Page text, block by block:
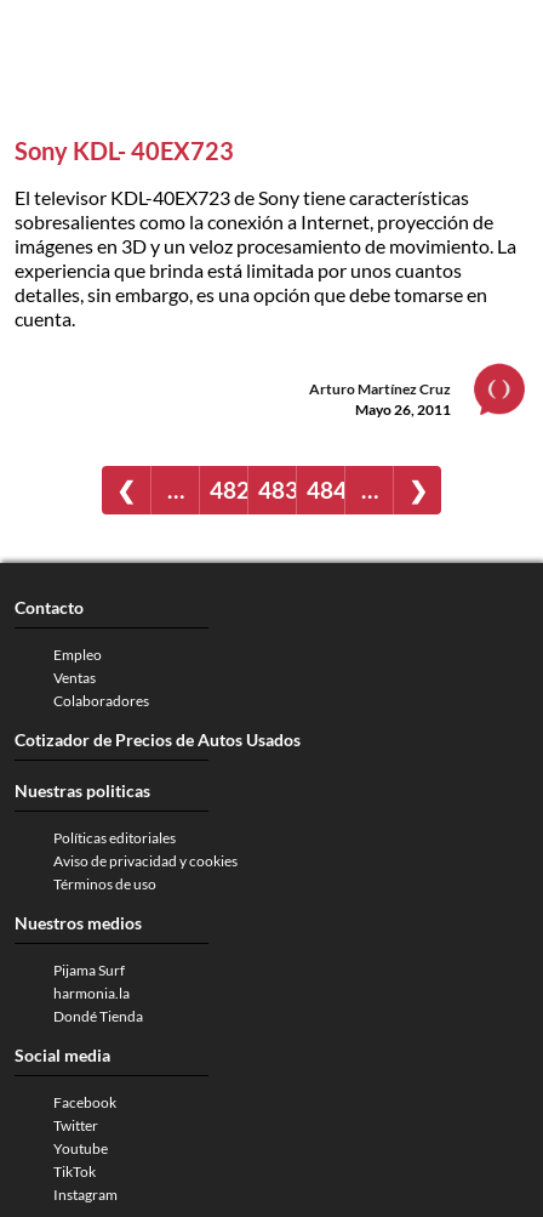
Sony KDL- 40EX723
El televisor KDL-40EX723 de Sony tiene características
sobresalientes como la conexión a Internet, proyección de
imágenes en 3D y un veloz procesamiento de movimiento. La
experiencia que brinda está limitada por unos cuantos
detalles, sin embargo, es una opción que debe tomarse en
cuenta.
Arturo Martínez Cruz
Mayo 26, 2011
❮ … 482 483 484 … ❯
Contacto
Empleo
Ventas
Colaboradores
Cotizador de Precios de Autos Usados
Nuestras politicas
Políticas editoriales
Aviso de privacidad y cookies
Términos de uso
Nuestros medios
Pijama Surf
harmonia.la
Dondé Tienda
Social media
Facebook
Twitter
Youtube
TikTok
Instagram